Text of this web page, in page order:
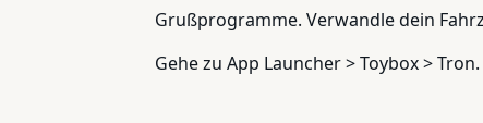
Grußprogramme. Verwandle dein
Gehe zu App Launcher > Toybox > Tron.